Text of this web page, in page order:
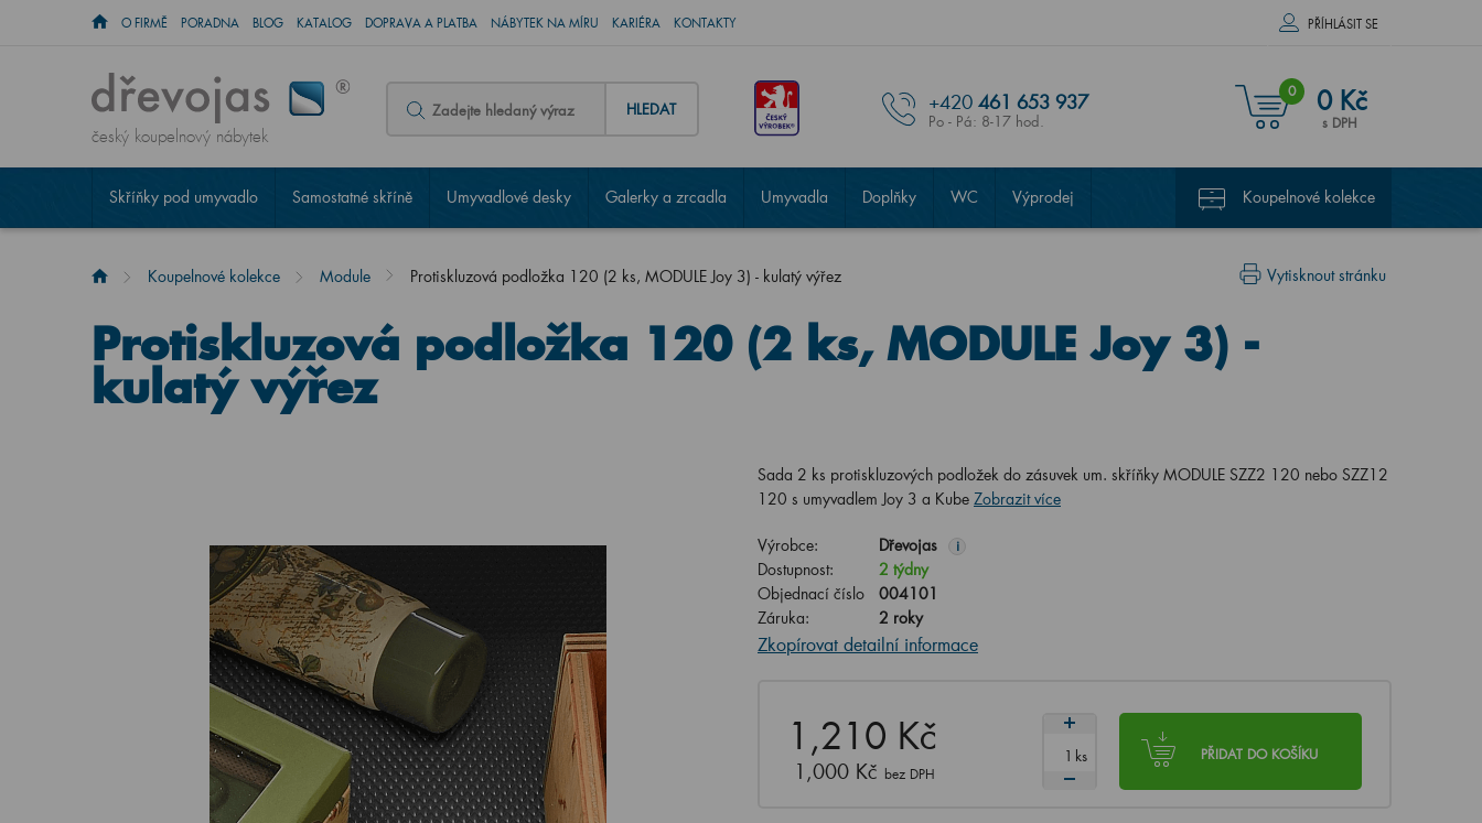
O FIRMĚ PORADNA BLOG KATALOG DOPRAVA A PLATBA NÁBYTEK NA MÍRU KARIÉRA KONTAKTY PŘÍHLÁSIT SE
český koupelnový nábytek
HLEDAT +420 461 653 937
Po - Pá: 8-17 hod.
0 0 Kč
s DPH
Skříňky pod umyvadlo Samostatné skříně Umyvadlové desky Galerky a zrcadla Umyvadla Doplňky WC Výprodej Koupelnové kolekce
Vytisknout stránku
Koupelnové kolekce Module Protiskluzová podložka 120 (2 ks, MODULE Joy 3) - kulatý výřez
Protiskluzová podložka 120 (2 ks, MODULE Joy 3) -
kulatý výřez
Sada 2 ks protiskluzových podložek do zásuvek um. skříňky MODULE SZZ2 120 nebo SZZ12
120 s umyvadlem Joy 3 a Kube Zobrazit více
Výrobce: Dřevojas i
Dostupnost:
2 týdny
Objednací číslo
004101
Záruka:
2 roky
Zkopírovat detailní informace
1,210 Kč
1,000 Kč bez DPH
PŘIDAT DO KOŠÍKU
ks